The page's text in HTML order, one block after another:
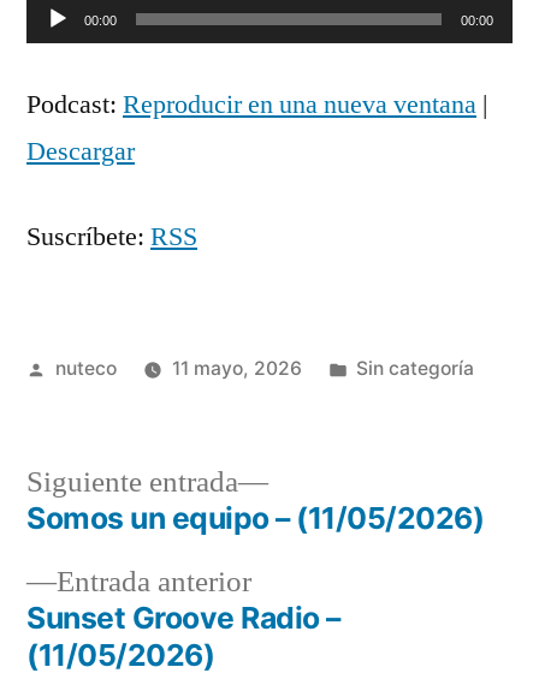
Reproductor
audio
00:00 00:00
Podcast: Reproducir en una nueva ventana |
Descargar
Suscríbete: RSS
Publicada
nuteco 11 mayo, 2026
Publicada
Sin categoría
Navegación
de
entradas
Entrada anteriorEntrada
anterior:
Sunset Groove Radio –
(11/05/2026)
Siguiente entrada
Siguiente
entrada:
Somos un equipo – (11/05/2026)